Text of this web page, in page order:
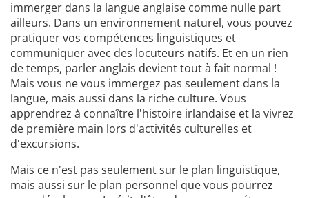
immerger dans la langue anglaise comme nulle part
ailleurs. Dans un environnement naturel, vous pouvez
pratiquer vos compétences linguistiques et
communiquer avec des locuteurs natifs. Et en un rien
de temps, parler anglais devient tout à fait normal !
Mais vous ne vous immergez pas seulement dans la
langue, mais aussi dans la riche culture. Vous
apprendrez à connaître l'histoire irlandaise et la vivrez
de première main lors d'activités culturelles et
d'excursions.
Mais ce n'est pas seulement sur le plan linguistique,
mais aussi sur le plan personnel que vous pourrez